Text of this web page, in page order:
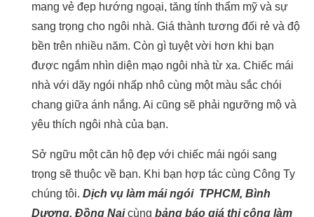
mang vẻ đẹp hướng ngoại, tăng tính thẩm mỹ và sự
sang trọng cho ngôi nhà. Giá thành tương đối rẻ và độ
bền trên nhiều năm. Còn gì tuyệt vời hơn khi bạn
được ngắm nhìn diện mạo ngôi nhà từ xa. Chiếc mái
nhà với dãy ngói nhấp nhô cùng một màu sắc chói
chang giữa ánh nắng. Ai cũng sẽ phải ngưỡng mộ và
yêu thích ngôi nhà của bạn.
Sở ngữu một căn hộ đẹp với chiếc mái ngói sang
trọng sẽ thuộc về bạn. Khi bạn hợp tác cùng Công Ty
chúng tôi. Dịch vụ làm mái ngói TPHCM, Bình
Dương, Đồng Naicùng bảng báo giá thi công làm